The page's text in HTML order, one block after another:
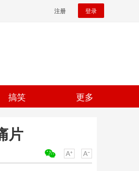
注册 登录
搞笑 更多
片